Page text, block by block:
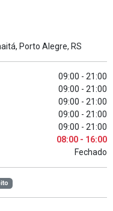
Porto Alegre, RS
09:00 - 21:00
09:00 - 21:00
09:00 - 21:00
09:00 - 21:00
09:00 - 21:00
08:00 - 16:00
Fechado